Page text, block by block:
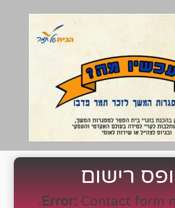
רישום
Error:Contact form